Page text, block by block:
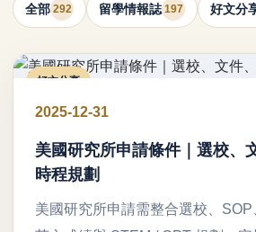
全部 292 留學情報誌 197 好文分
好文分享
2025-12-31
美國研究所申請條件｜選校、
時程規劃
美國研究所申請需整合選校、SOP